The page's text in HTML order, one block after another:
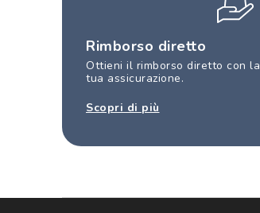
Rimborso diretto
Ottieni il rimborso diretto con la
tua assicurazione.
Scopri di più